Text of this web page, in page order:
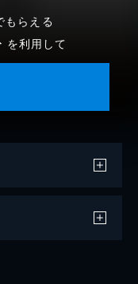
もらえる
を利用して